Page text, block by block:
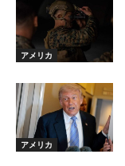
アメリカ
アメリカ